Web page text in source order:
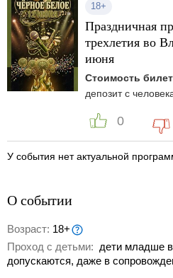
18+
Праздничная
трехлетия во
июня
Стоимость
депозит с
0
У события нет актуальной
О событии
Возраст: 18+
Проход с детьми: дети младше
допускаются, даже в